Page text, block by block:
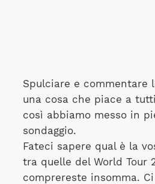
Spulciare e commentare
una cosa che piace a
così abbiamo messo in
sondaggio.
Fateci sapere qual è la
tra quelle del World Tour
comprereste insomma.